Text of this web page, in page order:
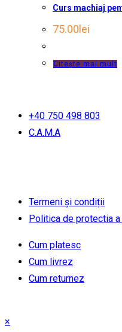
Curs machiaj
75.00 lei
Citește mai mult
+40 750 498 803
C.A.M.A
Termeni și condiții
Politica de protectia
Cum platesc
Cum livrez
Cum returnez
×